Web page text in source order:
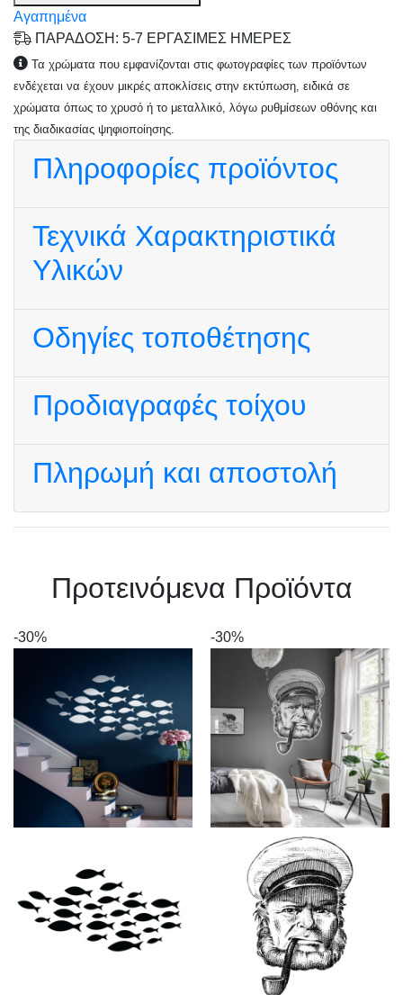
Αγαπημένα
ΠΑΡΑΔΟΣΗ: 5-7 ΕΡΓΑΣΙΜΕΣ ΗΜΕΡΕΣ
Τα χρώματα που εμφανίζονται στις φωτογραφίες των προϊόντων
ενδέχεται να έχουν μικρές αποκλίσεις στην εκτύπωση, ειδικά σε
χρώματα όπως το χρυσό ή το μεταλλικό, λόγω ρυθμίσεων οθόνης και
της διαδικασίας ψηφιοποίησης.
Πληροφορίες προϊόντος
Τεχνικά Χαρακτηριστικά
Υλικών
Οδηγίες τοποθέτησης
Προδιαγραφές τοίχου
Πληρωμή και αποστολή
Πρoτεινόμενα Προϊόντα
-30% -30%